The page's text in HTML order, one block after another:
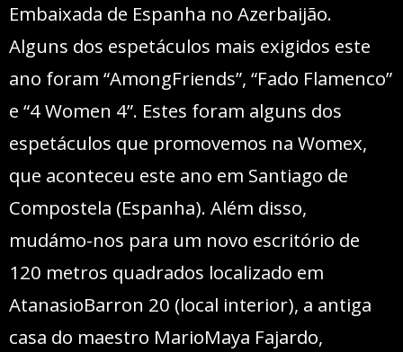
Embaixada de Espanha no Azerbaijão.
Alguns dos espetáculos mais exigidos este
ano foram “AmongFriends”, “Fado Flamenco”
e “4 Women 4”. Estes foram alguns dos
espetáculos que promovemos na Womex,
que aconteceu este ano em Santiago de
Compostela (Espanha). Além disso,
mudámo-nos para um novo escritório de
120 metros quadrados localizado em
AtanasioBarron 20 (local interior), a antiga
casa do maestro MarioMaya Fajardo,